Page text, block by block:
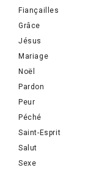
Fiançailles
Grâce
Jésus
Mariage
Noël
Pardon
Peur
Péché
Saint-Esprit
Salut
Sexe